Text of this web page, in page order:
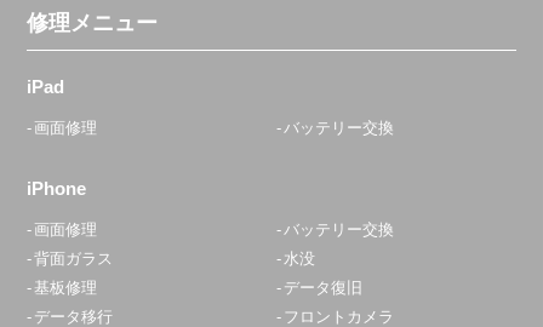
修理メニュー
iPad
画面修理 バッテリー交換
iPhone
画面修理
バッテリー交換
背面ガラス
水没
基板修理
データ復旧
データ移行
フロントカメラ